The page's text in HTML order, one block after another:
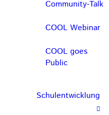
Community-Talk
COOL Webinar
COOL goes
Public
Schulentwicklung